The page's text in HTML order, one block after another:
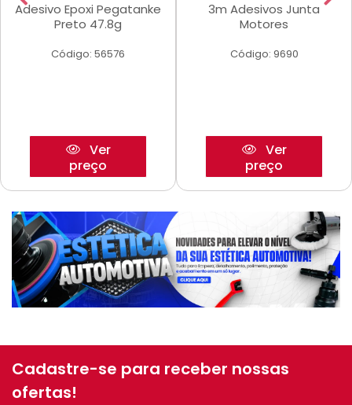
Adesivo Epoxi Pegatanke
Preto 47.8g
Código: 56576
Ver
preço
3m Adesivos Junta
Motores
Código: 9690
Ver
preço
Cadastre-se para receber nossas
ofertas!